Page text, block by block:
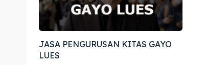
JASA PENGURUSAN KITAS GAYO
LUES